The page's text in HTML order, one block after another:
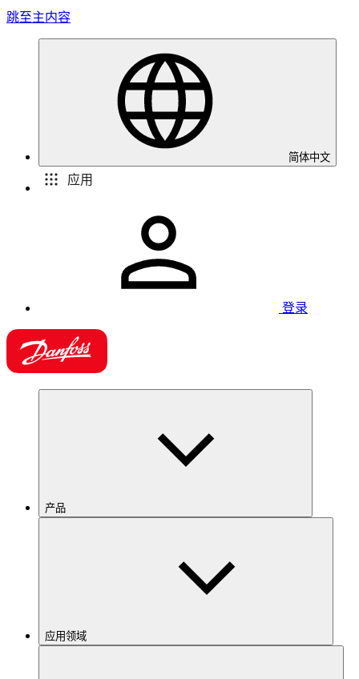
跳至主内容
简体中文
应用
登录
产品
应用领域